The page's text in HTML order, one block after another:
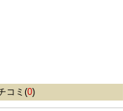
コミ(0)